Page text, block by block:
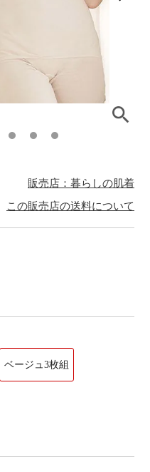
販売店：暮らしの肌着
この販売店の送料について
ベージュ3枚組